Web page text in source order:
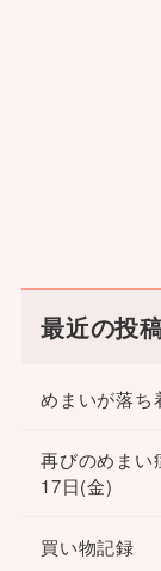
最近の投
めまいが落ち
再びのめまい
17日(金)
買い物記録